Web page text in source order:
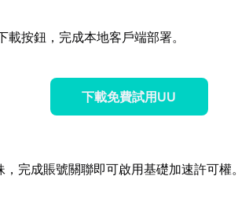
按鈕，完成本地客戶端部署。
下載免費試用UU
完成賬號關聯即可啟用基礎加速許可權。